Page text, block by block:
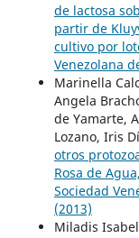
de lactosa
partir de
cultivo por
Venezolana
Marinella
Angela
de Yamarte,
Lozano, Iris
otros
Rosa de
Sociedad
(2013)
Miladis